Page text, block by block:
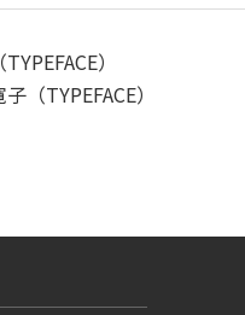
）
TYPEFACE）